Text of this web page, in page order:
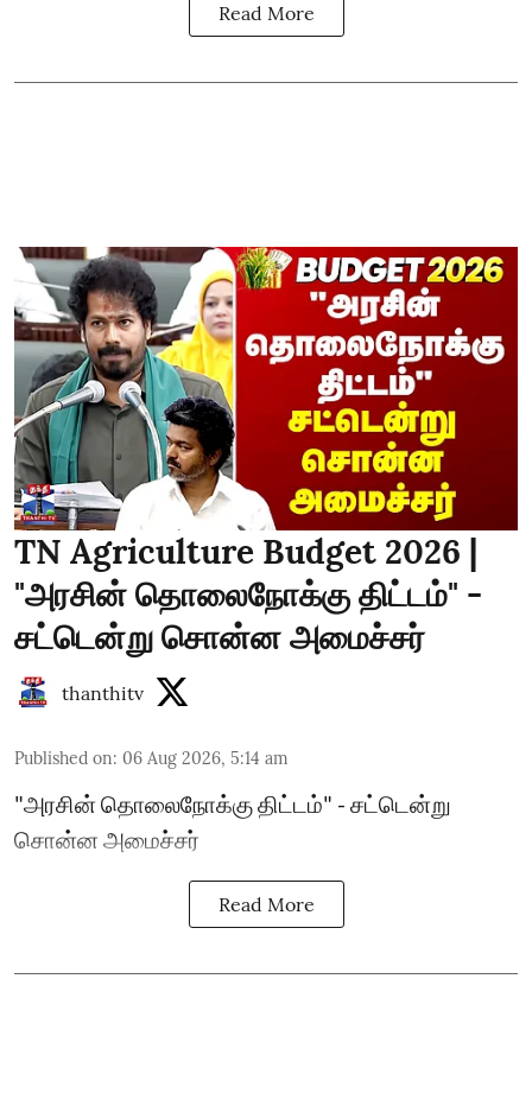
Read More
TN Agriculture Budget 2026 |
"அரசின் தொலைநோக்கு திட்டம்" -
சட்டென்று சொன்ன அமைச்சர்
thanthitv
Published on: 06 Aug 2026, 5:14 am
"அரசின் தொலைநோக்கு திட்டம்" - சட்டென்று
சொன்ன அமைச்சர்
Read More